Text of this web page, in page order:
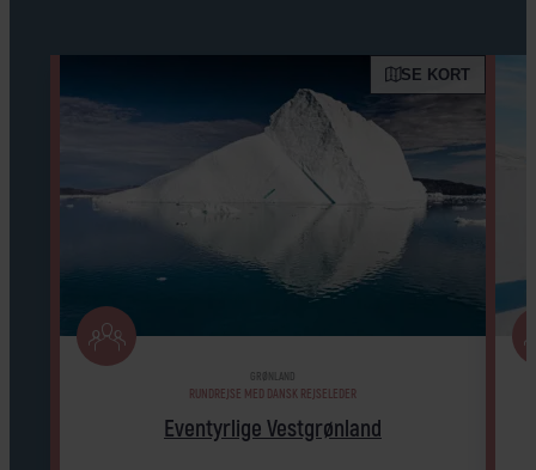
SE KORT
Eventyrlige Vestgrønland
GRØNLAND
RUNDREJSE MED DANSK REJSELEDER